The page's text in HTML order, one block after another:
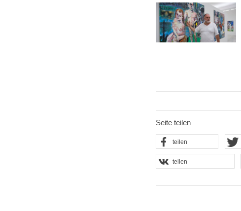
Seite teilen
teilen
teilen